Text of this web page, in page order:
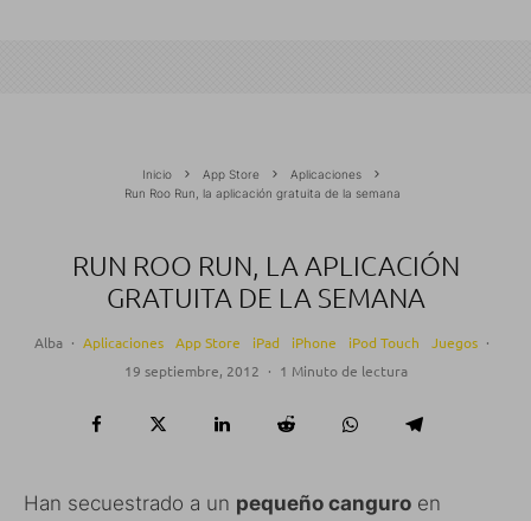
Inicio App Store
Aplicaciones
Run Roo Run, la aplicación gratuita de la semana
RUN ROO RUN, LA APLICACIÓN
GRATUITA DE LA SEMANA
Alba · Aplicaciones App Store iPad iPhone iPod Touch Juegos ·
19 septiembre, 2012 · 1 Minuto de lectura
Han secuestrado a un pequeño canguro en